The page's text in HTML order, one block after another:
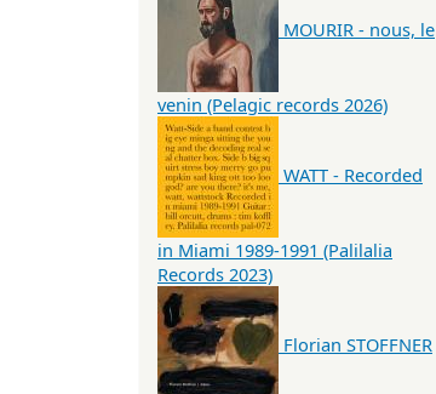
MOURIR - nous, le
venin (Pelagic records 2026)
WATT - Recorded
in Miami 1989-1991 (Palilalia
Records 2023)
Florian STOFFNER